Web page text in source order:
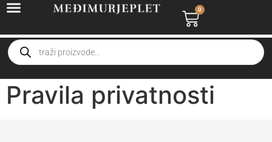
0
Pravila privatnosti